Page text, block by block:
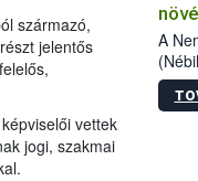
származó,
jelentős
vettek
jogi, szakmai
A